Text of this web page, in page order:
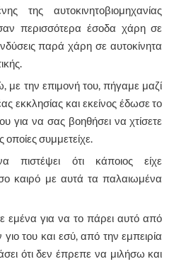
της αυτοκινητοβιομηχανίας
περισσότερα έσοδα χάρη σε
παρά χάρη σε αυτοκίνητα
με την επιμονή του, πήγαμε μαζί
εκκλησίας και εκείνος έδωσε το
για να σας βοηθήσει να χτίσετε
οποίες συμμετείχε.
πιστέψει ότι κάποιος είχε
καιρό με αυτά τα παλαιωμένα
εμένα για να το πάρει αυτό από
του και εσύ, από την εμπειρία
ότι δεν έπρεπε να μιλήσω και